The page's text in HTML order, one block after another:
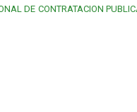
DE CONTRATACION